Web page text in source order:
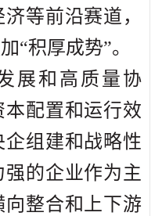
等前沿赛道，
“积厚成势”。
展和高质量协
本配置和运行效
组建和战略性
的企业作为主
整合和上下游